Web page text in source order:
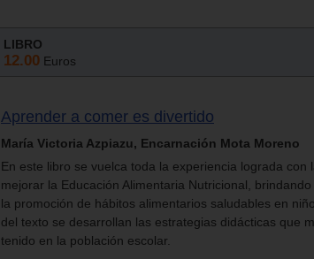
LIBRO
12.00 Euros
Aprender a comer es divertido
María Victoria Azpiazu, Encarnación Mota Moreno
En este libro se vuelca toda la experiencia lograda con
mejorar la Educación Alimentaria Nutricional,
la promoción de hábitos alimentarios saludables en
del texto se desarrollan las estrategias didácticas que
tenido en la población escolar.